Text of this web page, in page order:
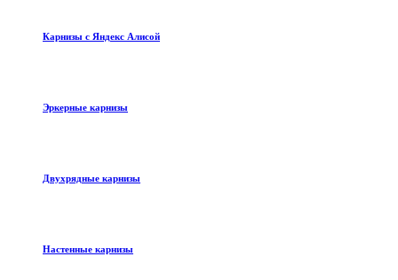
Карнизы с Яндекс Алисой
Эркерные карнизы
Двухрядные карнизы
Настенные карнизы